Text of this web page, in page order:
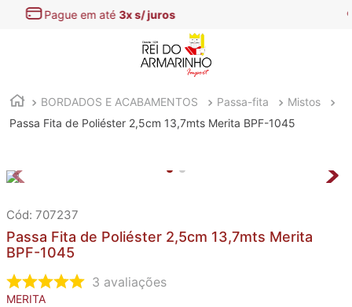
Encontre aqui as
BORDADOS E ACABAMENTOS Passa-fita
Mistos
Passa Fita de Poliéster 2,5cm 13,7mts Merita BPF-1045
: 707237
Passa Fita de Poliéster 2,5cm 13,7mts Merita
BPF-1045
3 avaliações
MERITA